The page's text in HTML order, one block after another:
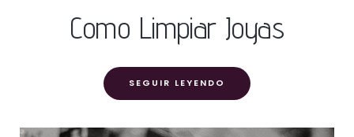
Como Limpiar Joyas
SEGUIR LEYENDO